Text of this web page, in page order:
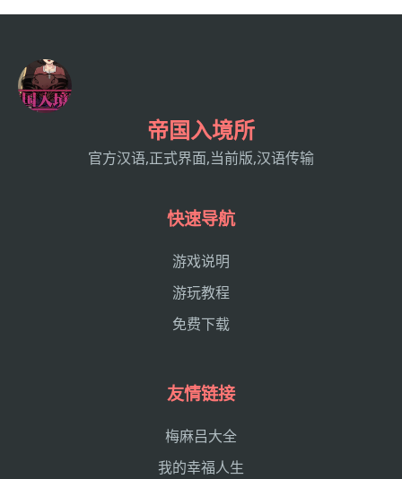
帝国入境所
官方汉语,正式界面,当前版,汉语传输
快速导航
游戏说明
游玩教程
免费下载
友情链接
梅麻吕大全
我的幸福人生